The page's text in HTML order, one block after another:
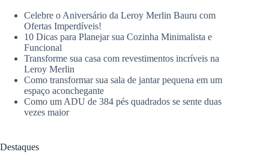
Celebre o Aniversário da Leroy Merlin Bauru com
Ofertas Imperdíveis!
10 Dicas para Planejar sua Cozinha Minimalista e
Funcional
Transforme sua casa com revestimentos incríveis na
Leroy Merlin
Como transformar sua sala de jantar pequena em um
espaço aconchegante
Como um ADU de 384 pés quadrados se sente duas
vezes maior
Destaques